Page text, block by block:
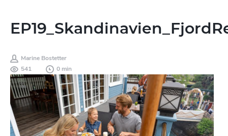
Marine Bostetter
541
0 min